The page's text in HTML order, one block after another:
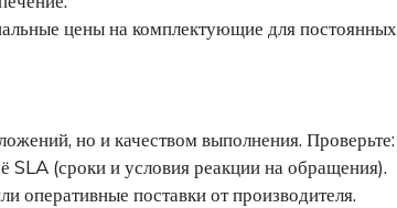
цены на комплектующие для постоянных
но и качеством выполнения. Проверьте:
(сроки и условия реакции на обращения).
оперативные поставки от производителя.